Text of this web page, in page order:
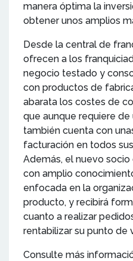
manera óptima la
obtener unos amplios
Desde la central de
ofrecen a los
negocio testado y
con productos de
abarata los costes de
que aunque requiere
también cuenta con
facturación en todos
Además, el nuevo
con amplio
enfocada en la
producto, y recibirá
cuanto a realizar
rentabilizar su punto de
Consulte más